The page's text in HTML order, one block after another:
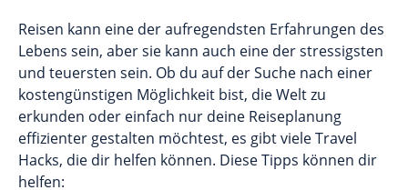
Reisen kann eine der aufregendsten Erfahrungen des
Lebens sein, aber sie kann auch eine der stressigsten
und teuersten sein. Ob du auf der Suche nach einer
kostengünstigen Möglichkeit bist, die Welt zu
erkunden oder einfach nur deine Reiseplanung
effizienter gestalten möchtest, es gibt viele Travel
Hacks, die dir helfen können. Diese Tipps können dir
helfen: